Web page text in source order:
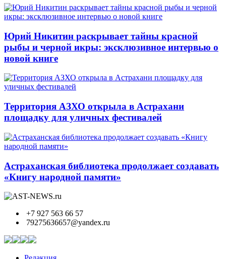
Юрий Никитин раскрывает тайны красной
рыбы и черной икры: эксклюзивное интервью о
новой книге
Территория АЗХО открыла в Астрахани
площадку для уличных фестивалей
Астраханская библиотека продолжает создавать
«Книгу народной памяти»
+7 927 563 66 57
79275636657@yandex.ru